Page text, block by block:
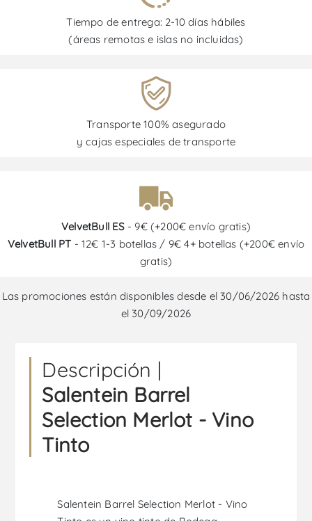
Tiempo de entrega: 2-10 días hábiles
(áreas remotas e islas no incluidas)
Transporte 100% asegurado
y cajas especiales de transporte
VelvetBull ES- 9€ (+200€ envío gratis)
VelvetBull PT - 12€ 1-3 botellas / 9€ 4+ botellas (+200€ envío
gratis)
Las promociones están disponibles desde el 30/06/2026 hasta
el 30/09/2026
Descripción |
Salentein Barrel
Selection Merlot - Vino
Tinto
Salentein Barrel Selection Merlot - Vino